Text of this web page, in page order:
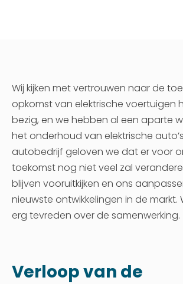
Wij kijken met vertrouwen naar de
opkomst van elektrische voertuigen
bezig, en we hebben al een aparte
het onderhoud van elektrische
autobedrijf geloven we dat er voor
toekomst nog niet veel zal
blijven vooruitkijken en ons
nieuwste ontwikkelingen in de markt.
erg tevreden over de samenwerking.
Verloop van de